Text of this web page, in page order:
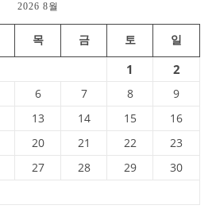
2026 8월
목 금 토 일
1 2
6 7 8
9
13 14 15
16
20 21 22
23
27 28 29
30